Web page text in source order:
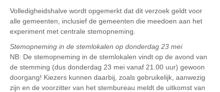
Volledigheidshalve wordt opgemerkt dat dit verzoek geldt voor
alle gemeenten, inclusief de gemeenten die meedoen aan het
experiment met centrale stemopneming.
Stemopneming in de stemlokalen op donderdag 23 mei
NB: De stemopneming in de stemlokalen vindt op de avond van
de stemming (dus donderdag 23 mei vanaf 21.00 uur) gewoon
doorgang! Kiezers kunnen daarbij, zoals gebruikelijk, aanwezig
zijn en de voorzitter van het stembureau meldt de uitkomst van